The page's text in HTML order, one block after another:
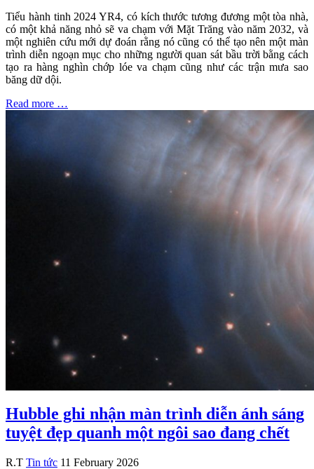
Tiểu hành tinh 2024 YR4, có kích thước tương đương một tòa nhà,
có một khả năng nhỏ sẽ va chạm với Mặt Trăng vào năm 2032, và
một nghiên cứu mới dự đoán rằng nó cũng có thể tạo nên một màn
trình diễn ngoạn mục cho những người quan sát bầu trời bằng cách
tạo ra hàng nghìn chớp lóe va chạm cũng như các trận mưa sao
băng dữ dội.
Read more …
Hubble ghi nhận màn trình diễn ánh sáng
tuyệt đẹp quanh một ngôi sao đang chết
R.T Tin tức 11 February 2026